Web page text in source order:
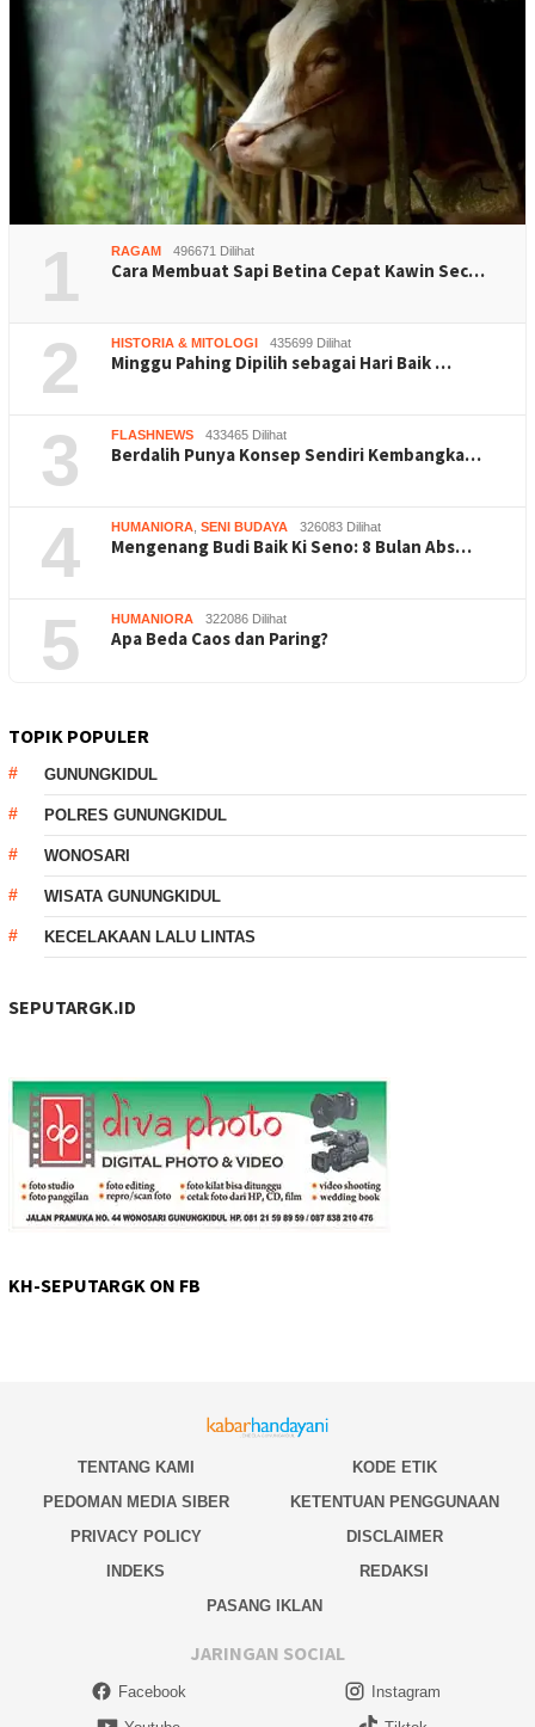
1 RAGAM 496671 Dilihat
Cara Membuat Sapi Betina Cepat Kawin Sec…
2 HISTORIA & MITOLOGI 435699 Dilihat
Minggu Pahing Dipilih sebagai Hari Baik …
3 FLASHNEWS 433465 Dilihat
Berdalih Punya Konsep Sendiri Kembangka…
4 HUMANIORA SENI BUDAYA 326083 Dilihat
Mengenang Budi Baik Ki Seno: 8 Bulan Abs…
5 HUMANIORA 322086 Dilihat
Apa Beda Caos dan Paring?
TOPIK POPULER
GUNUNGKIDUL
POLRES GUNUNGKIDUL
WONOSARI
WISATA GUNUNGKIDUL
KECELAKAAN LALU LINTAS
SEPUTARGK.ID
KH-SEPUTARGK ON FB
TENTANG KAMI
KODE ETIK
PEDOMAN MEDIA SIBER
KETENTUAN PENGGUNAAN
PRIVACY POLICY
DISCLAIMER
INDEKS
REDAKSI
PASANG IKLAN
JARINGAN SOCIAL
Facebook
Instagram